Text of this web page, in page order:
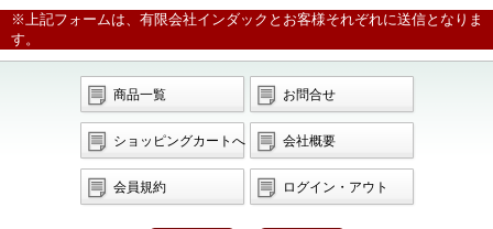
※上記フォームは、有限会社インダックとお客様それぞれに送信となりま
す。
商品一覧 お問合せ
ショッピングカートへ 会社概要
会員規約 ログイン・アウト